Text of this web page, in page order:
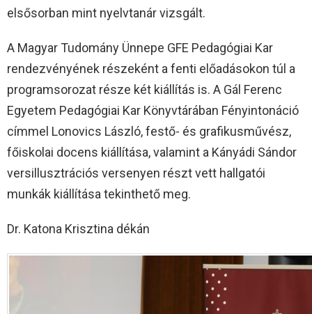
elsősorban mint nyelvtanár vizsgált.
A Magyar Tudomány Ünnepe GFE Pedagógiai Kar
rendezvényének részeként a fenti előadásokon túl a
programsorozat része két kiállítás is. A Gál Ferenc
Egyetem Pedagógiai Kar Könyvtárában Fényintonáció
címmel Lonovics László, festő- és grafikusművész,
főiskolai docens kiállítása, valamint a Kányádi Sándor
versillusztrációs versenyen részt vett hallgatói
munkák kiállítása tekinthető meg.
Dr. Katona Krisztina dékán